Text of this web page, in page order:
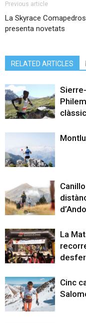
Previous article
La Skyrace
presenta novetats
RELATED ARTICLES
La
Cinc